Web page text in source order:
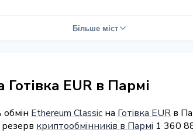
Більше міст
EUR в Пармі
Ethereum Classic на Готівка EUR в
криптообмінників в Пармі 1 360